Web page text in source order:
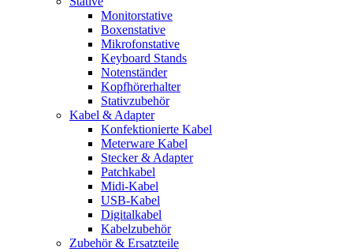
Monitorstative
Boxenstative
Mikrofonstative
Keyboard Stands
Notenständer
Kopfhörerhalter
Stativzubehör
Kabel & Adapter
Konfektionierte Kabel
Meterware Kabel
Stecker & Adapter
Patchkabel
Midi-Kabel
USB-Kabel
Digitalkabel
Kabelzubehör
Zubehör & Ersatzteile